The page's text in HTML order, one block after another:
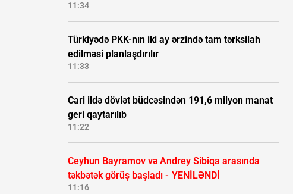
11:34
Türkiyədə PKK-nın iki ay ərzində tam tərksilah
edilməsi planlaşdırılır
11:33
Cari ildə dövlət büdcəsindən 191,6 milyon manat
geri qaytarılıb
11:22
Ceyhun Bayramov və Andrey Sibiqa arasında
təkbətək görüş başladı - YENİLƏNDİ
11:16